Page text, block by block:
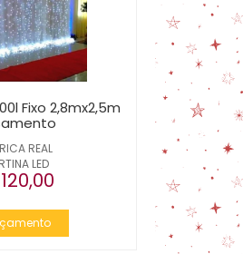
REAL
LED
Fixo 2,8mx2,5m